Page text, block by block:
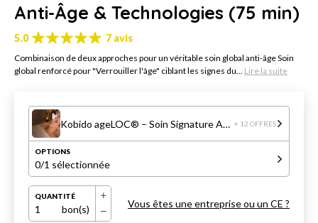
Anti-Âge & Technologies (75 min)
5.0 7 avis
Combinaison de deux approches pour un véritable soin global anti-âge Soin
global renforcé pour "Verrouiller l'âge" ciblant les signes du... Lire la suite
Kobido ageLOC® – Soin Signature Anti-Âge & Technologies (75 min) + 12 OFFRES
OPTIONS
0/1 sélectionnée
QUANTITÉ
1 bon(s) Vous êtes une entreprise ou un CE ?